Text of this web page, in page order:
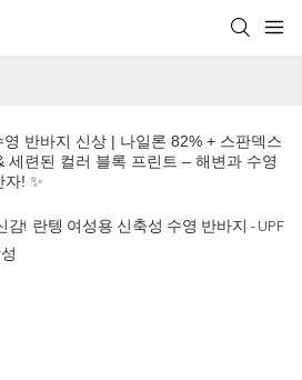
반바지 신상 | 나일론 82% + 스판덱스
세련된 컬러 블록 프린트 – 해변과 수영
! ✨
감! 란텡 여성용 신축성 수영 반바지 - UPF